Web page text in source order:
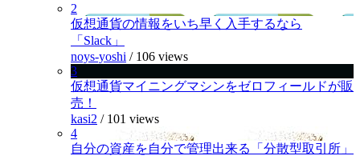
2
仮想通貨の情報をいち早く入手するなら
「Slack」
noys-yoshi / 106 views
3
仮想通貨マイニングマシンをゼロフィールドが販
売！
kasi2 / 101 views
4
自分の資産を自分で管理出来る「分散型取引所」